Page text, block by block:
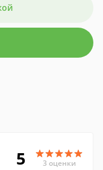
5 3 оценки